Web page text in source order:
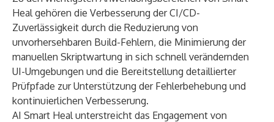
Heal gehören die Verbesserung der CI/CD-
Zuverlässigkeit durch die Reduzierung von
unvorhersehbaren Build-Fehlern, die Minimierung der
manuellen Skriptwartung in sich schnell verändernden
UI-Umgebungen und die Bereitstellung detaillierter
Prüfpfade zur Unterstützung der Fehlerbehebung und
kontinuierlichen Verbesserung.
AI Smart Heal unterstreicht das Engagement von